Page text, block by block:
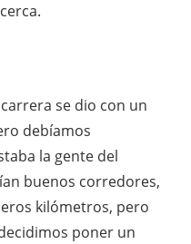
se dio con un
debíamos
la gente del
buenos corredores,
kilómetros, pero
poner un